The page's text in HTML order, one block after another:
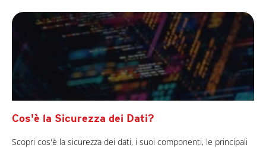
Cos'è la Sicurezza dei Dati?
Scopri cos'è la sicurezza dei dati, i suoi componenti, le principali